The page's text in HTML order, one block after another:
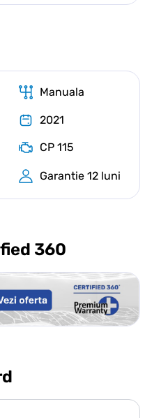
Manuala
2021
CP 115
Garantie 12 luni
360